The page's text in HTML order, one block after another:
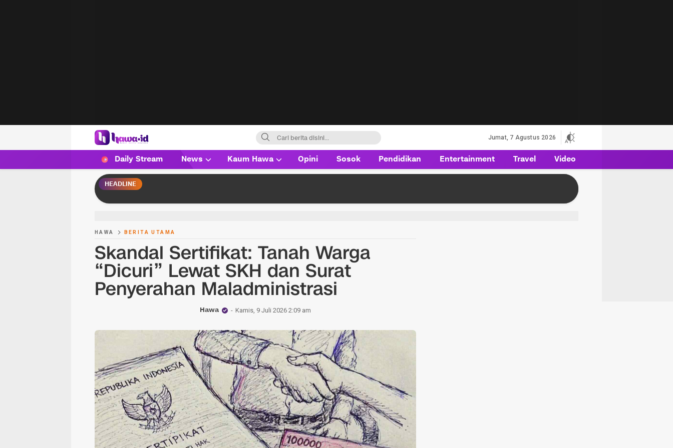
HAWA
Haluan Wanita Indonesia
Jumat, 7 Agustus 2026
Daily Stream News Kaum Hawa Opini Sosok Pendidikan Entertainment Travel Video
HEADLINE
HAWA BERITA UTAMA
Skandal Sertifikat: Tanah Warga
“Dicuri” Lewat SKH dan Surat
Penyerahan Maladministrasi
Hawa Kamis, 9 Juli 2026 2:09 am